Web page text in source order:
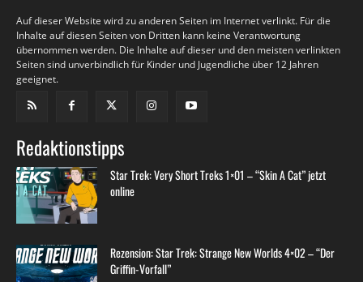
Auf dieser Website wird zu anderen Seiten im Internet verlinkt. Für die
Inhalte auf diesen Seiten von Dritten kann keine Verantwortung
übernommen werden. Die Inhalte auf dieser und den meisten verlinkten
Seiten sind unverbindlich für Kinder und Jugendliche über 12 Jahren
geeignet.
Redaktionstipps
Star Trek: Very Short Treks 1×01 – “Skin A Cat” jetzt
online
Rezension: Star Trek: Strange New Worlds 4×02 – “Der
Griffin-Vorfall”